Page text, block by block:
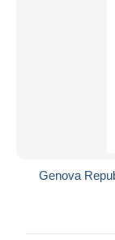
Métodos de
Deseleccionar
Genova